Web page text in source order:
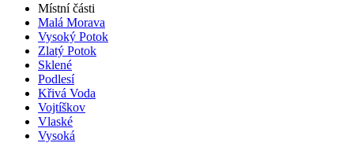
Místní části
Malá Morava
Vysoký Potok
Zlatý Potok
Sklené
Podlesí
Křivá Voda
Vojtíškov
Vlaské
Vysoká